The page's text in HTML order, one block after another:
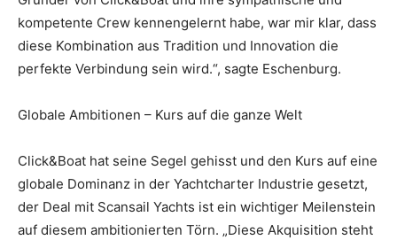
kompetente Crew kennengelernt habe, war mir klar, dass
diese Kombination aus Tradition und Innovation die
perfekte Verbindung sein wird.“, sagte Eschenburg.
Globale Ambitionen – Kurs auf die ganze Welt
Click&Boat hat seine Segel gehisst und den Kurs auf eine
globale Dominanz in der Yachtcharter Industrie gesetzt,
der Deal mit Scansail Yachts ist ein wichtiger Meilenstein
auf diesem ambitionierten Törn. „Diese Akquisition steht